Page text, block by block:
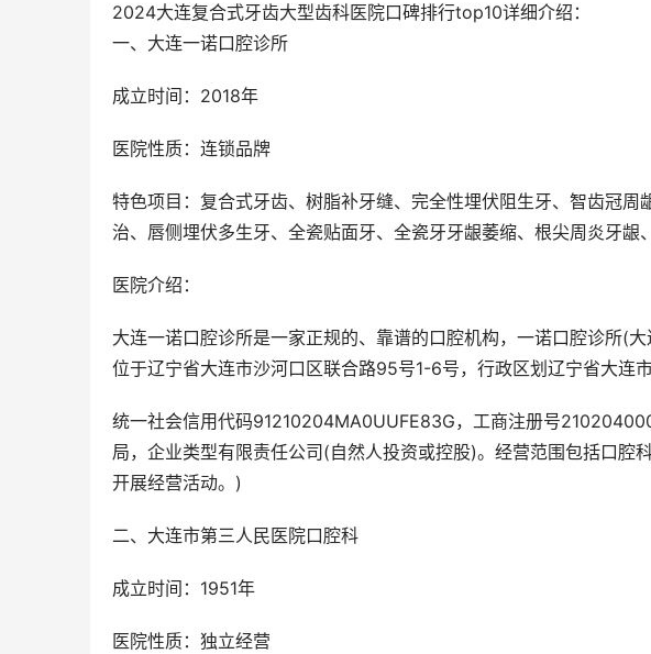
2024大连复合式牙齿大型齿科医院口碑排行top10详细介绍：
一、大连一诺口腔诊所
成立时间：2018年
医院性质：连锁品牌
特色项目：复合式牙齿、树脂补牙缝、完全性埋伏阻生牙、智齿冠周
治、唇侧埋伏多生牙、全瓷贴面牙、全瓷牙牙龈萎缩、根尖周炎牙龈
医院介绍：
大连一诺口腔诊所是一家正规的、靠谱的口腔机构，一诺口腔诊所(
位于辽宁省大连市沙河口区联合路95号1-6号，行政区划辽宁省大连
统一社会信用代码91210204MA0UUFE83G，工商注册号
局，企业类型有限责任公司(自然人投资或控股)。经营范围包括口腔
开展经营活动。)
二、大连市第三人民医院口腔科
成立时间：1951年
医院性质：独立经营